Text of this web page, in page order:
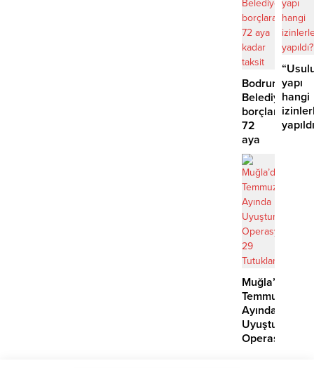
yok’
Bodrum
borçlara
72
aya
kadar
taksit
yapı
hangi
Muğla’da
Temmuz
Ayında
Uyuşturucu
Operasyonu: